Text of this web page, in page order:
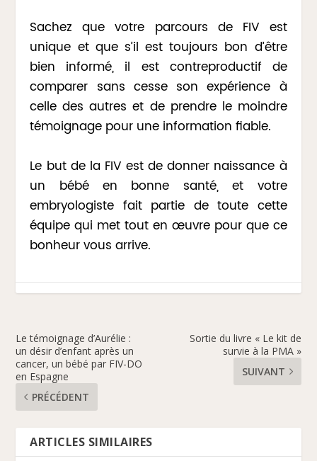
Sachez que votre parcours de FIV est
unique et que s’il est toujours bon d’être
bien informé, il est contreproductif de
comparer sans cesse son expérience à
celle des autres et de prendre le moindre
témoignage pour une information fiable.
Le but de la FIV est de donner naissance à
un bébé en bonne santé, et votre
embryologiste fait partie de toute cette
équipe qui met tout en œuvre pour que ce
bonheur vous arrive.
Le témoignage d’Aurélie :
un désir d’enfant après un
cancer, un bébé par FIV-DO
en Espagne
PRÉCÉDENT
Sortie du livre « Le kit de
survie à la PMA »
SUIVANT
ARTICLES SIMILAIRES